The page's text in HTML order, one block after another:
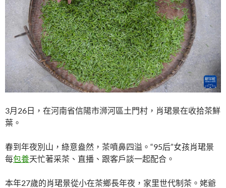
3月26日，在河南省信陽市浉河區土門村，肖珺景在收拾茶鮮
葉。
春到年夜別山，綠意盎然，茶噴鼻四溢。“95后”女孩肖珺景
每包養天忙著采茶、直播、跟客戶談一起配合。
本年27歲的肖珺景從小在茶鄉長年夜，家里世代制茶。姥爺